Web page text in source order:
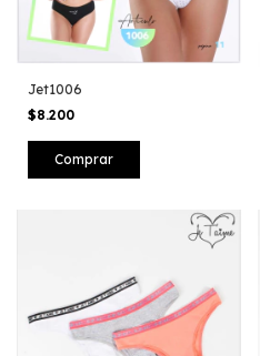
Jet1006
$8.200
Comprar